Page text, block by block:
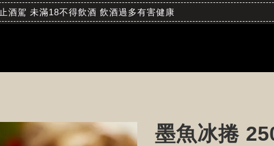
酒駕 未滿18不得飲酒 飲酒過多有害健康
墨魚冰捲